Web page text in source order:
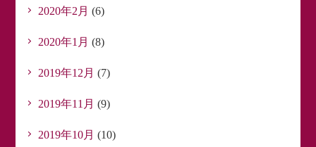
2020年2月 (6)
2020年1月 (8)
2019年12月 (7)
2019年11月 (9)
2019年10月 (10)